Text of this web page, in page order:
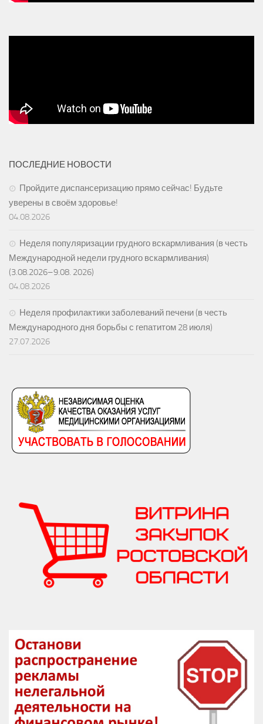
ПОСЛЕДНИЕ НОВОСТИ
Пройдите диспансеризацию прямо сейчас! Будьте
уверены в своём здоровье!
04.08.2026
Неделя популяризации грудного вскармливания (в честь
Международной недели грудного вскармливания)
(3.08.2026–9.08. 2026)
04.08.2026
Неделя профилактики заболеваний печени (в честь
Международного дня борьбы с гепатитом 28 июля)
27.07.2026